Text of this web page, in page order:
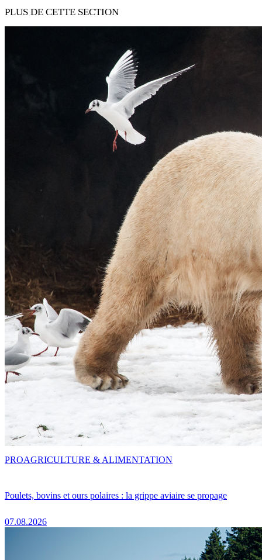
PLUS DE CETTE SECTION
Poulets, bovins et ours polaires : la grippe aviaire se propage
07.08.2026
PROAGRICULTURE & ALIMENTATION